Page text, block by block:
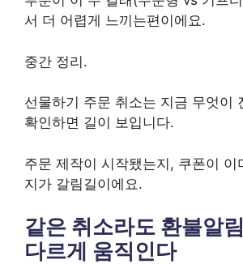
서 더 어렵게 느끼는편이에요.
중간 정리.
선물하기 주문 취소는 지금 무엇이
확인하면 길이 보입니다.
주문 제작이 시작됐는지, 쿠폰이 이
지가 갈림길이에요.
같은 취소라도 환불알
다르게 움직인다